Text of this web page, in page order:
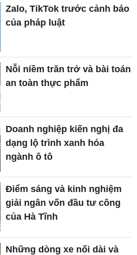
Zalo, TikTok trước cảnh báo
của pháp luật
Nỗi niềm trăn trở và bài toán
an toàn thực phẩm
Doanh nghiệp kiến nghị đa
dạng lộ trình xanh hóa
ngành ô tô
Điểm sáng và kinh nghiệm
giải ngân vốn đầu tư công
của Hà Tĩnh
Những dòng xe nối dài và